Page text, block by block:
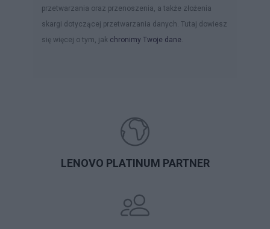
przetwarzania oraz przenoszenia, a także złożenia
skargi dotyczącej przetwarzania danych. Tutaj dowiesz
się więcej o tym, jak chronimy Twoje dane.
LENOVO PLATINUM PARTNER